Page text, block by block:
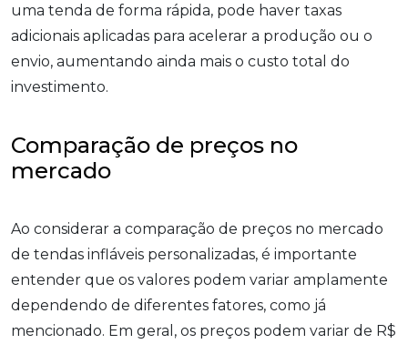
uma tenda de forma rápida, pode haver taxas
adicionais aplicadas para acelerar a produção ou o
envio, aumentando ainda mais o custo total do
investimento.
Comparação de preços no
mercado
Ao considerar a comparação de preços no mercado
de tendas infláveis personalizadas, é importante
entender que os valores podem variar amplamente
dependendo de diferentes fatores, como já
mencionado. Em geral, os preços podem variar de R$